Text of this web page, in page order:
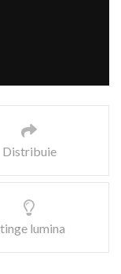
Distribuie
lumina